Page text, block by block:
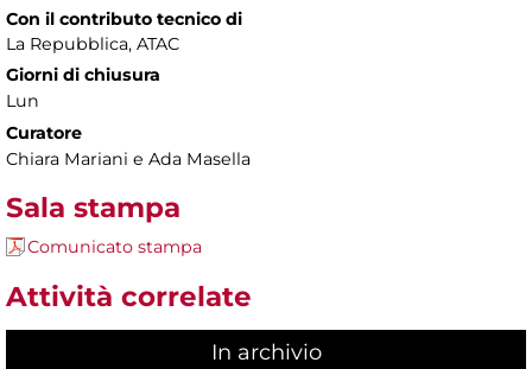
Con il contributo tecnico di
La Repubblica, ATAC
Giorni di chiusura
Lun
Curatore
Chiara Mariani e Ada Masella
Sala stampa
Comunicato stampa
Attività correlate
In archivio